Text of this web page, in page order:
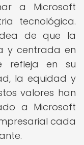
a Microsoft
tecnológica.
de que la
y centrada en
refleja en su
la equidad y
valores han
a Microsoft
cada